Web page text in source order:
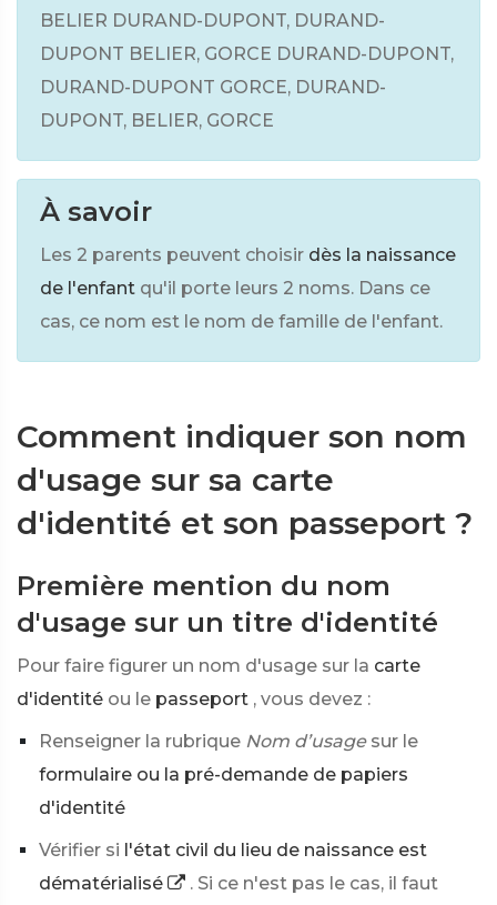
BELIER DURAND-DUPONT, DURAND-
DUPONT BELIER, GORCE DURAND-DUPONT,
DURAND-DUPONT GORCE, DURAND-
DUPONT, BELIER, GORCE
À savoir
Les 2 parents peuvent choisir dès la naissance
de l'enfant qu'il porte leurs 2 noms. Dans ce
cas, ce nom est le nom de famille de l'enfant.
Comment indiquer son nom
d'usage sur sa carte
d'identité et son passeport ?
Première mention du nom
d'usage sur un titre d'identité
Pour faire figurer un nom d'usage sur la carte
d'identité ou le passeport , vous devez :
Renseigner la rubrique Nom d’usage sur le
formulaire ou la pré-demande de papiers
d'identité
Vérifier si l'état civil du lieu de naissance est
dématérialisé
. Si ce n'est pas le cas, il faut